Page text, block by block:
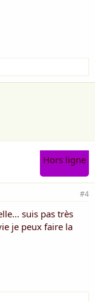
Hors ligne
#4
suis pas très
je peux faire la